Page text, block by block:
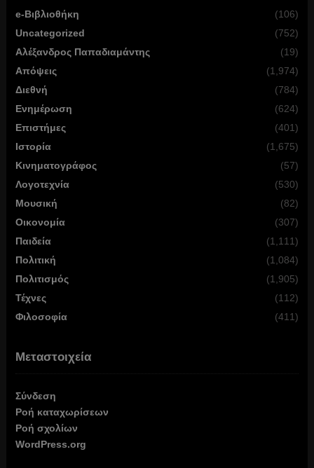
e-Βιβλιοθήκη
(106)
Uncategorized
(752)
Αλέξανδρος Παπαδιαμάντης
(19)
Απόψεις
(1,974)
Διεθνή
(784)
Ενημέρωση
(624)
Επιστήμες
(401)
Ιστορία
(1,675)
Κινηματογράφος
(57)
Λογοτεχνία
(530)
Μουσική
(82)
Οικονομία
(307)
Παιδεία
(1,111)
Πολιτική
(1,084)
Πολιτισμός
(1,905)
Τέχνες
(112)
Φιλοσοφία
(411)
Μεταστοιχεία
Σύνδεση
Ροή καταχωρίσεων
Ροή σχολίων
WordPress.org